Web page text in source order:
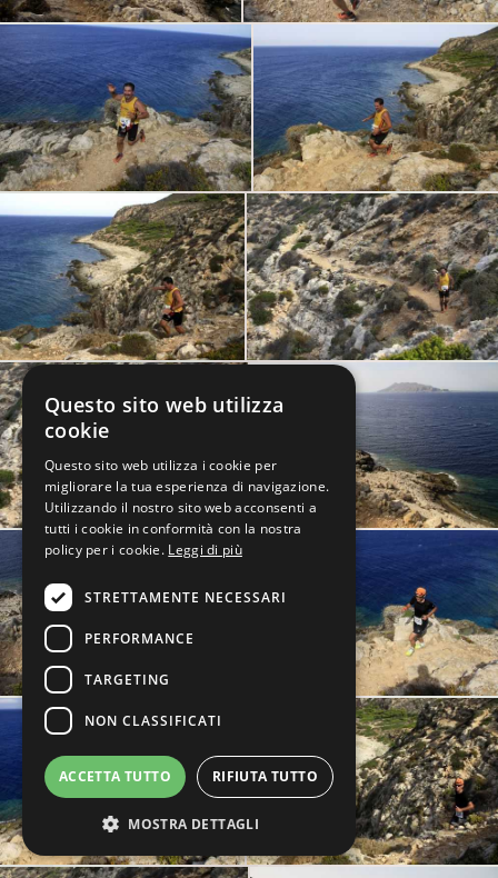
Questo sito web utilizza
cookie
Questo sito web utilizza i cookie per
migliorare la tua esperienza di navigazione.
Utilizzando il nostro sito web acconsenti a
tutti i cookie in conformità con la nostra
policy per i cookie. Leggi di più
STRETTAMENTE NECESSARI
PERFORMANCE
TARGETING
NON CLASSIFICATI
ACCETTA TUTTO RIFIUTA TUTTO
MOSTRA DETTAGLI